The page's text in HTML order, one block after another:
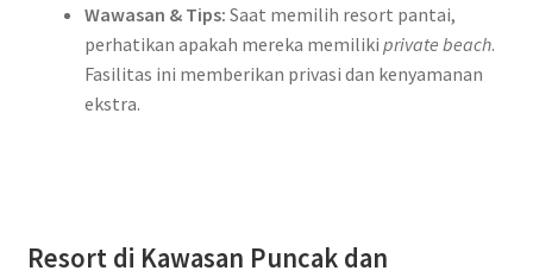
a
r
Wawasan & Tips: Saat memilih resort pantai,
perhatikan apakah mereka memiliki private beach.
Fasilitas ini memberikan privasi dan kenyamanan
ekstra.
Resort di Kawasan Puncak dan